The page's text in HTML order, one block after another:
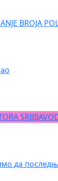
BROJA
да